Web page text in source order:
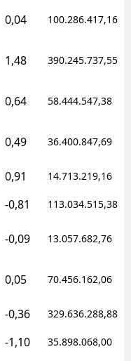
0,04 100.286.417,16
1,48 390.245.737,55
0,64 58.444.547,38
0,49 36.400.847,69
0,91 14.713.219,16
-0,81 113.034.515,38
-0,09 13.057.682,76
0,05 70.456.162,06
-0,36 329.636.288,88
-1,10 35.898.068,00